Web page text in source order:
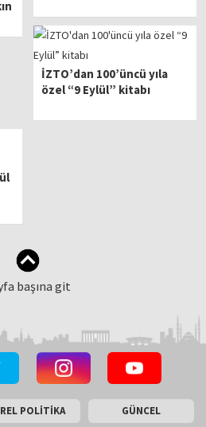
İZTO’dan 100’üncü yıla
özel “9 Eylül” kitabı
başına git
POLİTİKA GÜNCEL